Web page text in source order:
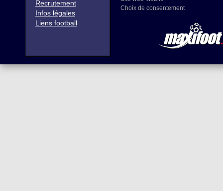
Recrutement
Infos légales
Liens football
Choix de consentement